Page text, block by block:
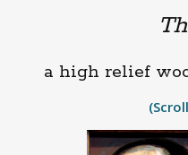
a high relief